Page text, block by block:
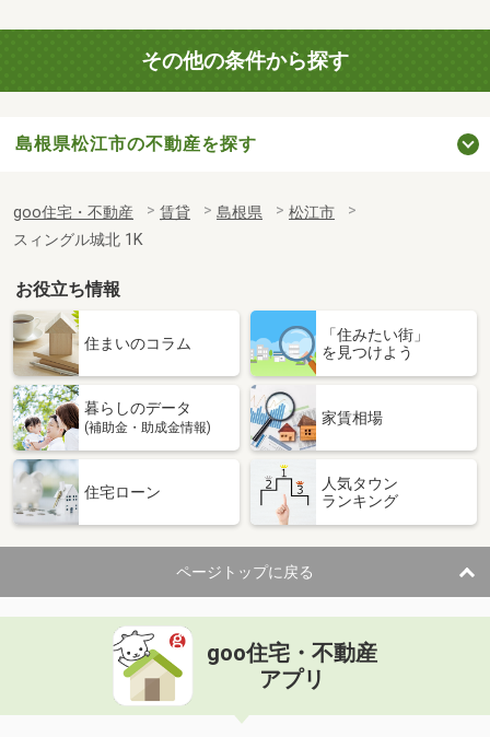
その他の条件から探す
島根県松江市の不動産を探す
goo住宅・不動産 賃貸 島根県
松江市
スィングル城北 1K
お役立ち情報
住まいのコラム
「住みたい街」
を見つけよう
暮らしのデータ
(補助金・助成金情報)
家賃相場
住宅ローン
人気タウン
ランキング
ページトップに戻る
goo住宅・不動産
アプリ